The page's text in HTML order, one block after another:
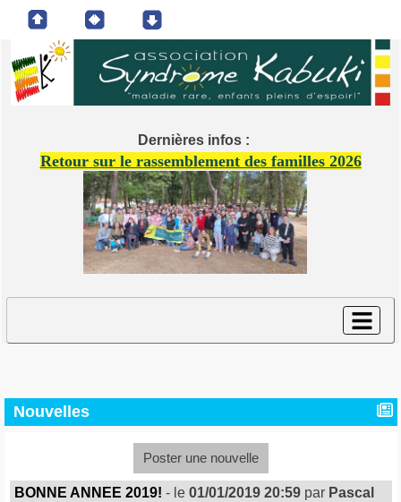
Dernières infos :
Retour sur le rassemblement des familles 2026
Nouvelles
Poster une nouvelle
BONNE ANNEE 2019! - le 01/01/2019 20:59par Pascal